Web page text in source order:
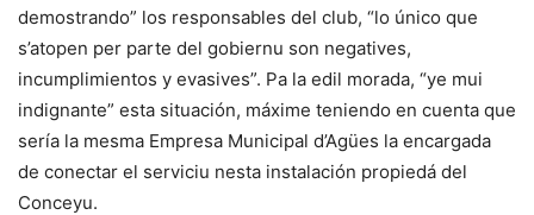
demostrando” los responsables del club, “lo único que
s’atopen per parte del gobiernu son negatives,
incumplimientos y evasives”. Pa la edil morada, “ye mui
indignante” esta situación, máxime teniendo en cuenta que
sería la mesma Empresa Municipal d’Agües la encargada
de conectar el serviciu nesta instalación propiedá del
Conceyu.